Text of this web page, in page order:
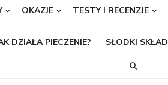
OKAZJE TESTY I RECENZJE
DZIAŁA PIECZENIE? SŁODKI SKŁAD